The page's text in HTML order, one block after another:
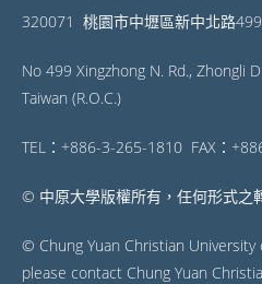
320071 桃園市中壢區新中北路
No 499 Xingzhong N. Rd., Zhongli
Taiwan (R.O.C.)
TEL：+886-3-265-1810 FAX：
© 中原大學版權所有，任何形式之
© Chung Yuan Christian
please contact Chung Yuan